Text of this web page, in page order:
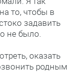
то, чтобы в
задавить
не было.
оказать
родным